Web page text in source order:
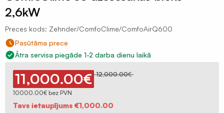
2,6kW
Preces kods: Zehnder/ComfoClime/ComfoAirQ600
Pasūtāma prece
Ātra servisa piegāde 1-2 darba dienu laikā
€
12,000.00
price
€
11,000.00
10000.00€ bez PVN
price
Tavs ietaupījums €1,000.00
grīdu
folija
plēves
Ģeomembrāna
/
ģeotekstils
Sastatņu
aizsargplēve,